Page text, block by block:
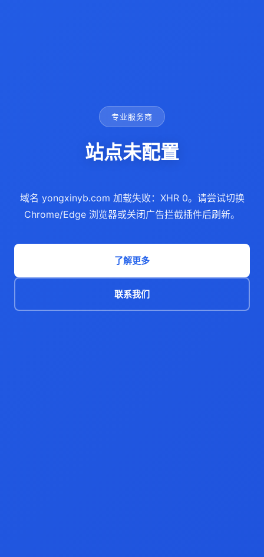
专业服务商
站点未配置
域名 yongxinyb.com 加载失败：XHR 0。请尝试切换
Chrome/Edge 浏览器或关闭广告拦截插件后刷新。
了解更多
联系我们